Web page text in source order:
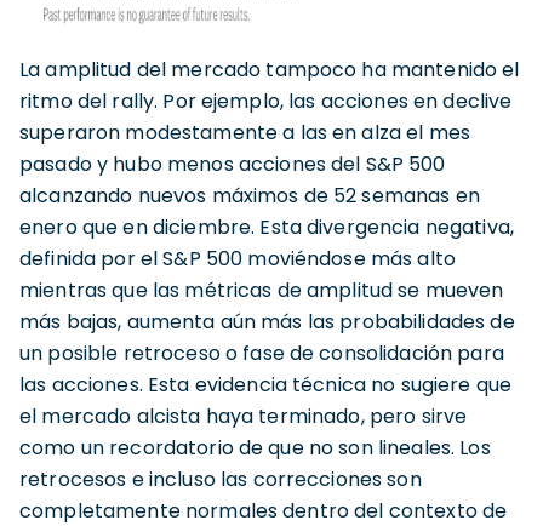
La amplitud del mercado tampoco ha mantenido el
ritmo del rally. Por ejemplo, las acciones en declive
superaron modestamente a las en alza el mes
pasado y hubo menos acciones del S&P 500
alcanzando nuevos máximos de 52 semanas en
enero que en diciembre. Esta divergencia negativa,
definida por el S&P 500 moviéndose más alto
mientras que las métricas de amplitud se mueven
más bajas, aumenta aún más las probabilidades de
un posible retroceso o fase de consolidación para
las acciones. Esta evidencia técnica no sugiere que
el mercado alcista haya terminado, pero sirve
como un recordatorio de que no son lineales. Los
retrocesos e incluso las correcciones son
completamente normales dentro del contexto de